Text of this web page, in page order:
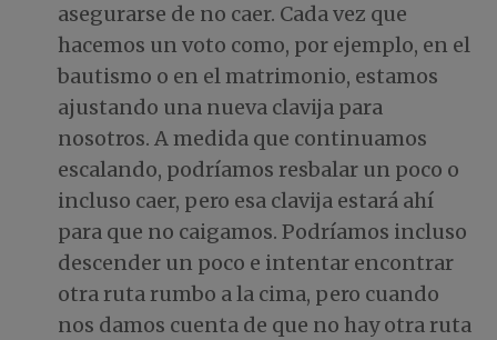
asegurarse de no caer. Cada vez que
hacemos un voto como, por ejemplo, en el
bautismo o en el matrimonio, estamos
ajustando una nueva clavija para
nosotros. A medida que continuamos
escalando, podríamos resbalar un poco o
incluso caer, pero esa clavija estará ahí
para que no caigamos. Podríamos incluso
descender un poco e intentar encontrar
otra ruta rumbo a la cima, pero cuando
nos damos cuenta de que no hay otra ruta